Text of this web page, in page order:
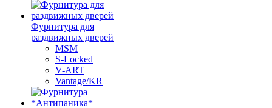
Фурнитура для
раздвижных дверей
MSM
S-Locked
V-ART
Vantage/KR